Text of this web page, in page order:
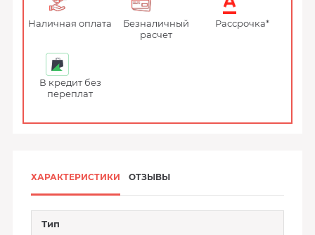
Наличная оплата
Безналичный
расчет
Рассрочка*
В кредит без
переплат
ХАРАКТЕРИСТИКИ ОТЗЫВЫ
Тип